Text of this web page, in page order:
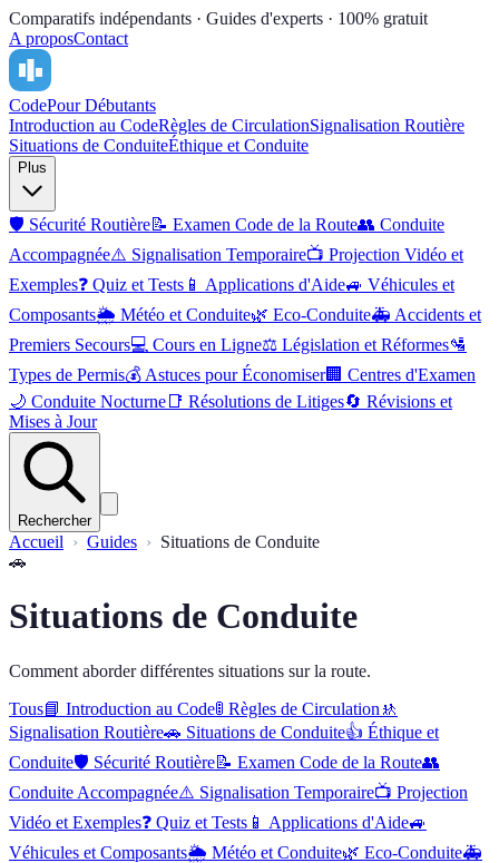
Comparatifs indépendants · Guides d'experts · 100% gratuit
A proposContact
CodePour Débutants
Introduction au CodeRègles de CirculationSignalisation Routière
Situations de ConduiteÉthique et Conduite
Plus
🛡️ Sécurité Routière📝 Examen Code de la Route👥 Conduite
Accompagnée⚠️ Signalisation Temporaire📺 Projection Vidéo et
Exemples❓ Quiz et Tests 📱 Applications d'Aide🚙 Véhicules et
Composants🌦️ Météo et Conduite🌿 Eco-Conduite🚑 Accidents et
Premiers Secours💻 Cours en Ligne⚖️ Législation et Réformes🛂
Types de Permis💰 Astuces pour Économiser🏢 Centres d'Examen
🌙 Conduite Nocturne 📑 Résolutions de Litiges🔄 Révisions et
Mises à Jour
Rechercher
Accueil Guides
Situations de Conduite
🚗
Situations de Conduite
Comment aborder différentes situations sur la route.
Tous📘 Introduction au Code🚦 Règles de Circulation 🚸
Signalisation Routière🚗 Situations de Conduite👍 Éthique et
Conduite🛡️ Sécurité Routière📝 Examen Code de la Route👥
Conduite Accompagnée⚠️ Signalisation Temporaire📺 Projection
Vidéo et Exemples❓ Quiz et Tests 📱 Applications d'Aide🚙
Véhicules et Composants🌦️ Météo et Conduite🌿 Eco-Conduite🚑